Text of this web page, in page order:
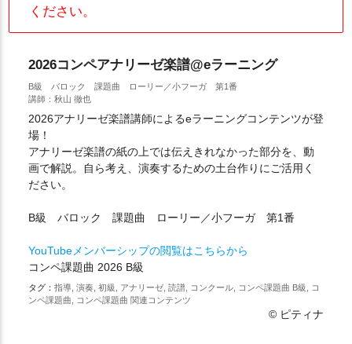
ください。
2026コンペアナリーゼ楽譜@eラーニング
B級 バロック 課題曲 ローリー／小フーガ 第1番
講師：秋山 徹也
2026アナリーゼ楽譜講師によるeラーニングコンテンツが登
場！
アナリーゼ楽譜の紙の上では伝えきれなかった部分を、動
画で解説。自ら考え、演奏するための土台作りにご活用く
ださい。
B級 バロック 課題曲 ローリー／小フーガ 第1番
YouTubeメンバーシップの閲覧はこちらから
コンペ課題曲 2026 B級
タグ： 指導, 演奏, 初級, アナリーゼ, 読譜, コンクール, コンペ課題曲 B級, コ
ンペ課題曲, コンペ課題曲 関連コンテンツ
© ピティナ